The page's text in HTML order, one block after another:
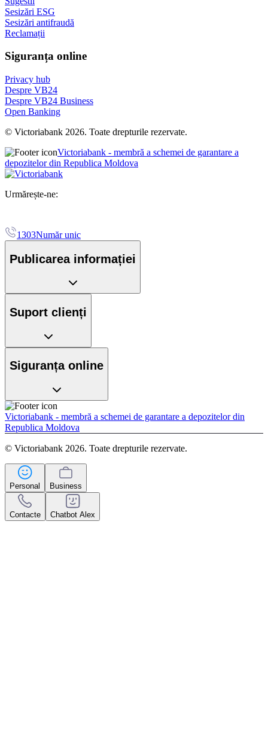
Sesizări ESG
Sesizări antifraudă
Reclamații
Siguranța online
Privacy hub
Despre VB24
Despre VB24 Business
Open Banking
© Victoriabank 2026. Toate drepturile rezervate.
Victoriabank - membră a schemei de garantare a
depozitelor din Republica Moldova
Urmărește-ne:
1303Număr unic
Publicarea informației
Suport clienți
Siguranța online
Victoriabank - membră a schemei de garantare a depozitelor din
Republica Moldova
© Victoriabank 2026. Toate drepturile rezervate.
Personal Business
Contacte Chatbot Alex